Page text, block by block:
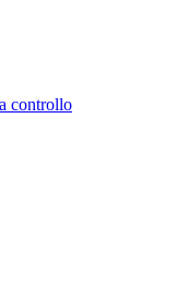
controllo